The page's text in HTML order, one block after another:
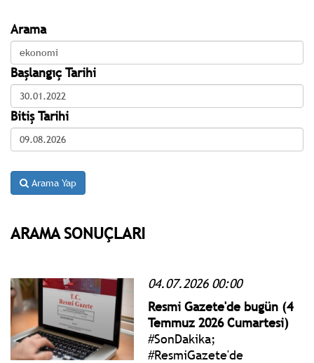
Arama
Başlangıç Tarihi
Bitiş Tarihi
Arama Yap
ARAMA SONUÇLARI
04.07.2026 00:00
Resmi Gazete'de bugün (4
Temmuz 2026 Cumartesi)
#SonDakika;
#ResmiGazete'de